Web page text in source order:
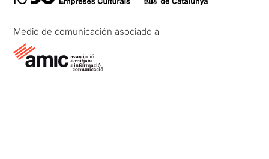
Medio de comunicación asociado a